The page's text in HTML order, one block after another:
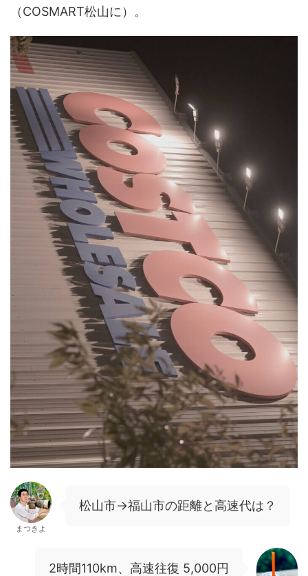
（COSMART松山に）。
まつきよ
松山市→福山市の距離と高速代は？
2時間110km、高速往復 5,000円